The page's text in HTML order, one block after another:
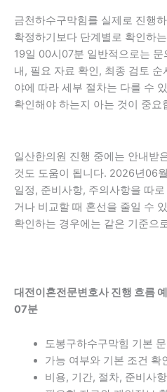
금천하수구막힘를 실제로 진행
확정하기보다 단계별로 확인하
19일 00시07분 일반적으로는
내, 필요 자료 확인, 최종 검토
야에 따라 세부 절차는 다를 수
확인해야 하는지 아는 것이 중요
일산한의원 진행 중에는 안내받
것도 도움이 됩니다. 2026년06
일정, 준비사항, 주의사항을 따
거나 비교할 때 혼선을 줄일 수
확인하는 경우에는 같은 기준으
대전이혼전문변호사 진행 흐름
07분
도봉구하수구막힘 기본
가능 여부와 기본 조건 확
비용, 기간, 절차, 준비사